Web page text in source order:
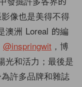
像也是美得不得
澳洲 Loreal 的編
@inspringwit ，博
光和活力；最後是
許多品牌和雜誌